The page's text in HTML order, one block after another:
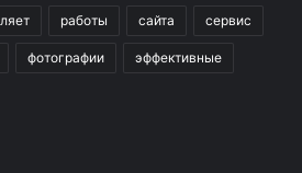
работы сайта сервис
фотографии эффективные